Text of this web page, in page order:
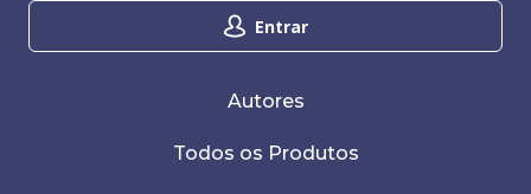
Entrar
Autores
Todos os Produtos